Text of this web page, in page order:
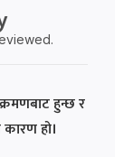
हुन्छ र
कारण हो।